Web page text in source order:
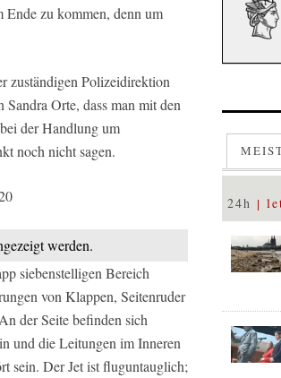
Ende zu kommen, denn um
zuständigen Polizeidirektion
Orte, dass man mit den
der Handlung um
noch nicht sagen.
werden.
siebenstelligen Bereich
von Klappen, Seitenruder
der Seite befinden sich
und die Leitungen im Inneren
sein. Der Jet ist fluguntauglich;
24h